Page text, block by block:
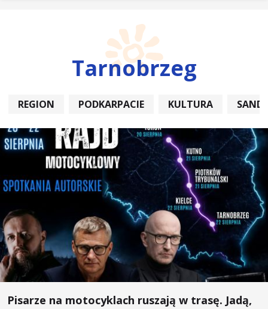
Tarnobrzeg
REGION PODKARPACIE KULTURA
Pisarze na motocyklach ruszają w trasę. Jadą,